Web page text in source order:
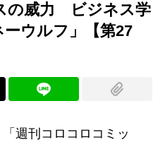
の威力 ビジネス学
ウルフ」【第27
週刊コロコロコミッ